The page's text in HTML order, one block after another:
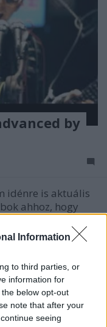
Information
to third parties, or
information for
below opt-out
note that after your
seeing
by
idénre is aktuális
ahhoz, hogy
akkor és
2009.12.29.